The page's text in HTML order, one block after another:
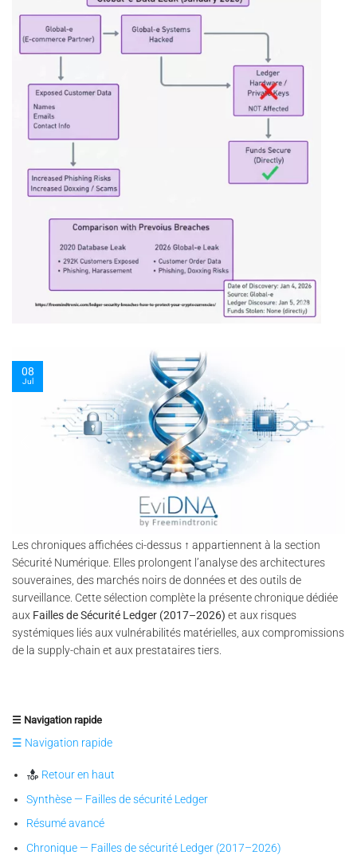
new chapter in Ledger security breaches involving third-
party e-commerce partners.09
Jul
Les chroniques affichées ci-dessus ↑ appartiennent à la section
Sécurité Numérique. Elles prolongent l’analyse des architectures
souveraines, des marchés noirs de données et des outils de
surveillance. Cette sélection complète la présente chronique dédiée
aux Failles de Sécurité Ledger (2017–2026) et aux risques
systémiques liés aux vulnérabilités matérielles, aux compromissions
de la supply-chain et aux prestataires tiers.
☰ Navigation rapide
☰ Navigation rapide
Retour en haut
Synthèse — Failles de sécurité Ledger
Résumé avancé
Chronique — Failles de sécurité Ledger (2017–2026)